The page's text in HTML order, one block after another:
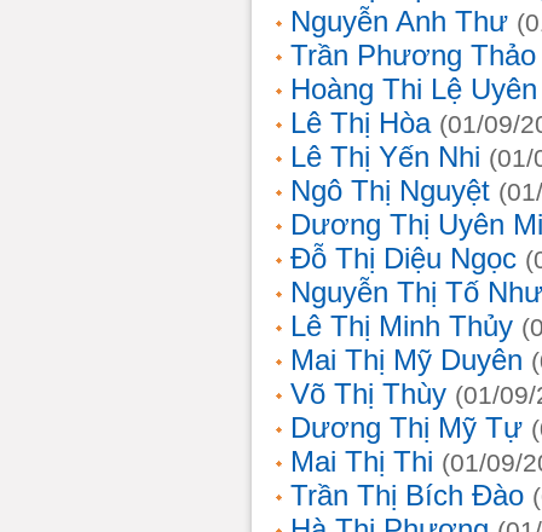
Nguyễn Anh Thư
Trần Phương Thảo
Hoàng Thi Lệ Uyên
Lê Thị Hòa (01/09/
Lê Thị Yến Nhi (01/
Ngô Thị Nguyệt
Dương Thị Uyên Mi
Đỗ Thị Diệu Ngọc
Nguyễn Thị Tố Như
Lê Thị Minh Thủy
Mai Thị Mỹ Duyên
Võ Thị Thùy (01/
Dương Thị Mỹ Tự
Mai Thị Thi (01/09/
Trần Thị Bích Đào